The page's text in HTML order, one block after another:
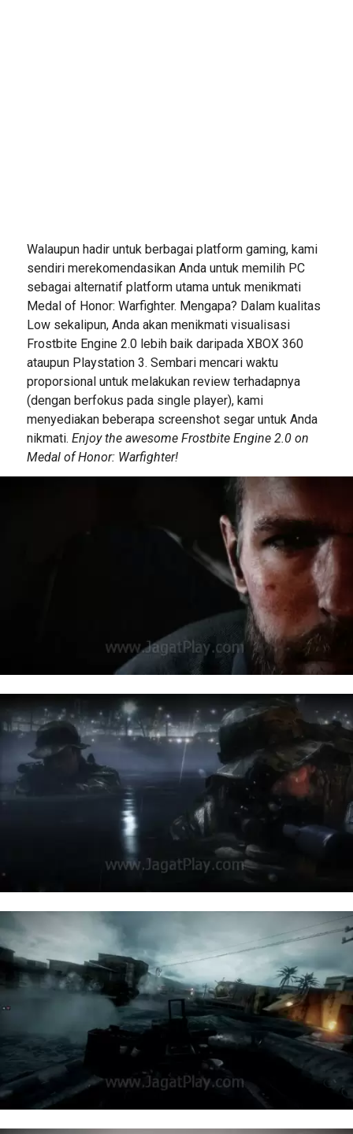
Walaupun hadir untuk berbagai platform gaming, kami
sendiri merekomendasikan Anda untuk memilih PC
sebagai alternatif platform utama untuk menikmati
Medal of Honor: Warfighter. Mengapa? Dalam kualitas
Low sekalipun, Anda akan menikmati visualisasi
Frostbite Engine 2.0 lebih baik daripada XBOX 360
ataupun Playstation 3. Sembari mencari waktu
proporsional untuk melakukan review terhadapnya
(dengan berfokus pada single player), kami
menyediakan beberapa screenshot segar untuk Anda
nikmati. Enjoy the awesome Frostbite Engine 2.0 on
Medal of Honor: Warfighter!